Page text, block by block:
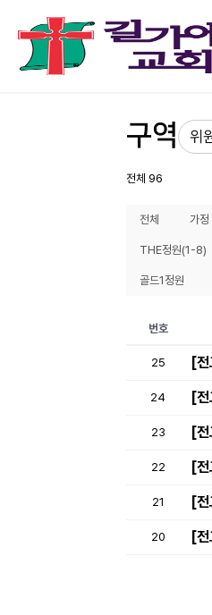
구역 위
전체 96
전체 가정
THE정원(1-8)
골드1정원
번호
25 [전
24 [전
23 [전
22 [전
21 [전
20 [전